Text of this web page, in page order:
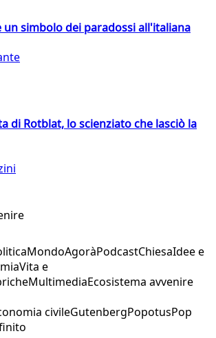
un simbolo dei paradossi all'italiana
di Rotblat, lo scienziato che lasciò la
MondoAgoràPodcastChiesaIdee e
Vita e
MultimediaEcosistema avvenire
civileGutenbergPopotusPop